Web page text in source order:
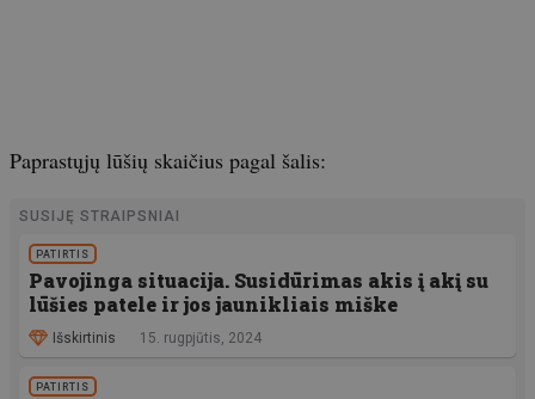
Paprastųjų lūšių skaičius pagal šalis:
SUSIJĘ STRAIPSNIAI
PATIRTIS
Pavojinga situacija. Susidūrimas akis į akį su
lūšies patele ir jos jaunikliais miške
Išskirtinis 15. rugpjūtis, 2024
PATIRTIS